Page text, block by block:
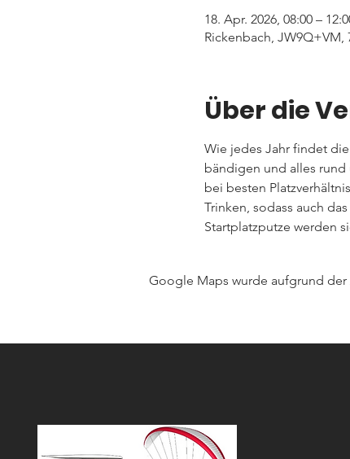
18. Apr. 2026, 08:00 –
Rickenbach, JW9Q+VM,
Über die
Wie jedes Jahr findet
bändigen und alles
bei besten
Trinken, sodass auch
Startplatzputze werden
Google Maps wurde aufgrund